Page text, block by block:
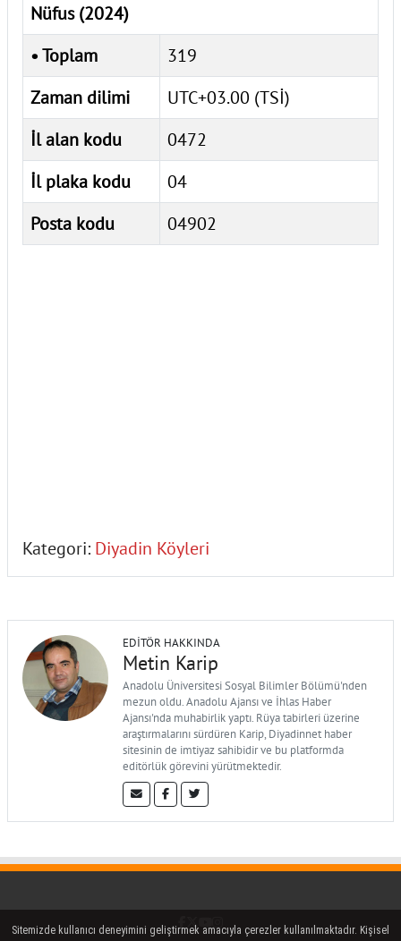
Nüfus (2024)
• Toplam
319
Zaman dilimi
UTC+03.00 (TSİ)
İl alan kodu
0472
İl plaka kodu
04
Posta kodu
04902
Kategori: Diyadin Köyleri
EDITÖR HAKKINDA
Metin Karip
Anadolu Üniversitesi Sosyal Bilimler Bölümü'nden
mezun oldu. Anadolu Ajansı ve İhlas Haber
Ajansı'nda muhabirlik yaptı. Rüya tabirleri üzerine
araştırmalarını sürdüren Karip, Diyadinnet haber
sitesinin de imtiyaz sahibidir ve bu platformda
editörlük görevini yürütmektedir.
Facebook
Twitter (X)
YouTube
Instagram
Sitemizde kullanıcı deneyimini geliştirmek amacıyla çerezler kullanılmaktadır. Kişisel